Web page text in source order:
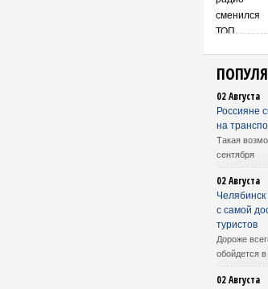
02 Августа
Россияне
на
Такая
сентября
02 Августа
Челябинск
с самой
туристов
Дороже
обойдется
02 Августа